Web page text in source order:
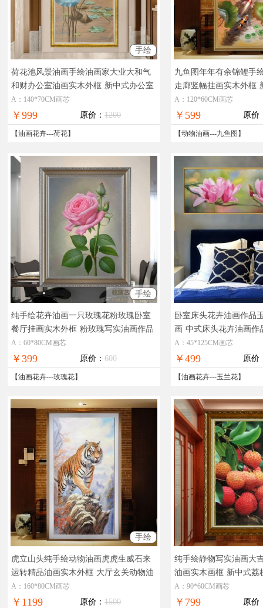
手绘
荷花池风景油画手绘油画家大业大和气
和财办公室油画实木外框 新中式办公室
荷花油画
A：140*70CM画芯
￥999 原价： 1200
【油画花卉---荷花】
九鱼图年年有余锦鲤手
走廊竖幅挂画实木外框
图油画作品
A：120*60CM画芯
￥599 原价
【动物油画---九鱼图 】
手绘
纯手绘花卉油画一只玫瑰花粉玫瑰卧室
餐厅挂画实木外框 粉玫瑰写实油画作品
A：60*80CM画芯
￥399 原价： 600
【油画花卉---玫瑰花】
卧室床头花卉油画作品
画 中式床头花卉油画作
A：45*125CM画芯
￥499 原价
【油画花卉---玉兰花】
手绘
虎立山头纯手绘动物油画虎虎生威石来
运转精品油画实木外框 大厅玄关动物油
画老虎图
A：160*80CM画芯
￥1199 原价： 1500
纯手绘静物写实油画大
油画实木画框 新中式荔
A：90*60CM画芯
￥799 原价